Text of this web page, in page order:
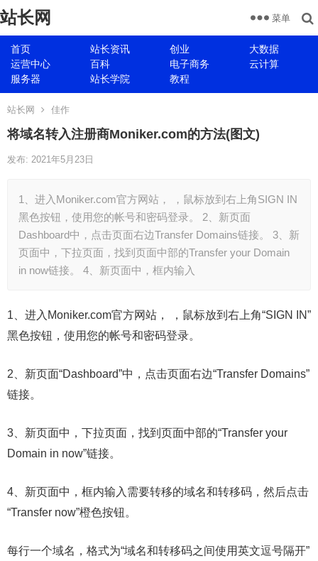
站长网
首页 站长资讯 创业
大数据
运营中心
百科 电子商务
云计算
服务器
站长学院 教程
菜单
站长网 佳作
将域名转入注册商Moniker.com的方法(图文)
发布: 2021年5月23日
1、进入Moniker.com官方网站， ，鼠标放到右上角SIGN IN
黑色按钮，使用您的帐号和密码登录。 2、新页面
Dashboard中，点击页面右边Transfer Domains链接。 3、新
页面中，下拉页面，找到页面中部的Transfer your Domain
in now链接。 4、新页面中，框内输入
1、进入Moniker.com官方网站， ，鼠标放到右上角“SIGN IN”
黑色按钮，使用您的帐号和密码登录。
2、新页面“Dashboard”中，点击页面右边“Transfer Domains”
链接。
3、新页面中，下拉页面，找到页面中部的“Transfer your
Domain in now”链接。
4、新页面中，框内输入需要转移的域名和转移码，然后点击
“Transfer now”橙色按钮。
每行一个域名，格式为“域名和转移码之间使用英文逗号隔开”